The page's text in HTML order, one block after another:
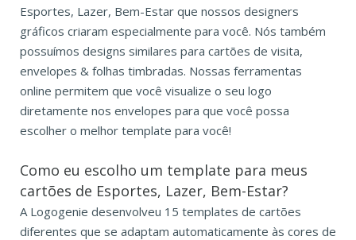
Esportes, Lazer, Bem-Estar que nossos designers
gráficos criaram especialmente para você. Nós também
possuímos designs similares para cartões de visita,
envelopes & folhas timbradas. Nossas ferramentas
online permitem que você visualize o seu logo
diretamente nos envelopes para que você possa
escolher o melhor template para você!
Como eu escolho um template para meus
cartões de Esportes, Lazer, Bem-Estar?
A Logogenie desenvolveu 15 templates de cartões
diferentes que se adaptam automaticamente às cores de